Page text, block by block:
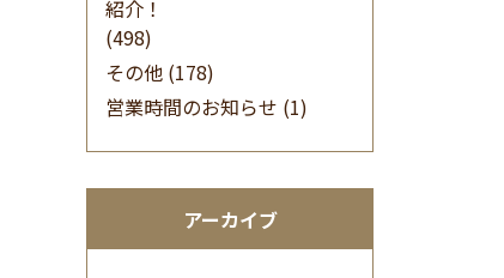
紹介！
(498)
その他 (178)
営業時間のお知らせ (1)
アーカイブ